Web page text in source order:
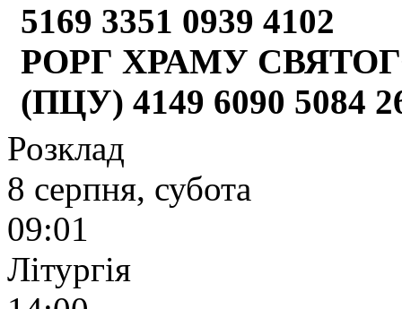
5169 3351 0939 4102
РОРГ ХРАМУ
(ПЦУ) 4149 6090 5084
Розклад
8 серпня, субота
09:01
Літургія